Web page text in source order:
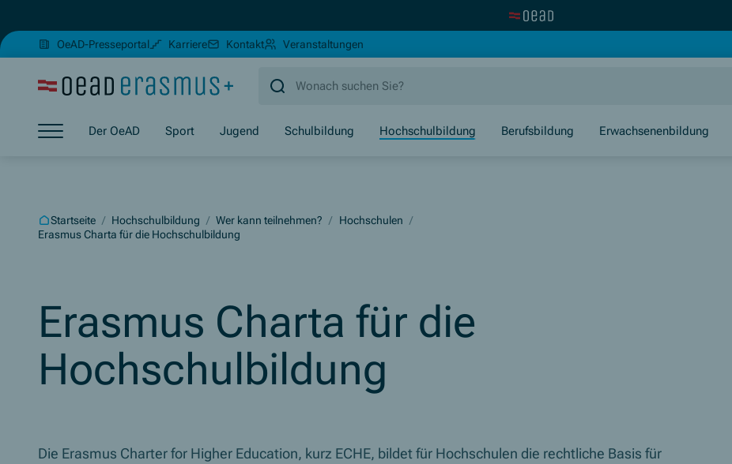
OeAD-Presseportal Karriere(Öffnet in neuem Fenster)
Kontakt Veranstaltungen
Der OeAD
Sport Jugend Schulbildung Hochschulbildung Berufsbildung Erwachsenenbildung
Startseite / Hochschulbildung / Wer kann teilnehmen? / Hochschulen /
Erasmus Charta für die Hochschulbildung
Erasmus Charta für die
Hochschulbildung
Die Erasmus Charter for Higher Education, kurz ECHE, bildet für Hochschulen die rechtliche Basis für